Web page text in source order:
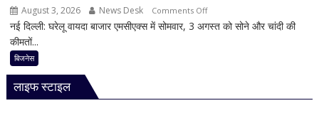
August 3, 2026 News Desk Comments Offon
Gold
फिर
नई दिल्ली: घरेलू वायदा बाजार एमसीएक्स में सोमवार, 3 अगस्त को सोने और चांदी की
कीमतों...
बिजनेस
लाइफ स्टाइल